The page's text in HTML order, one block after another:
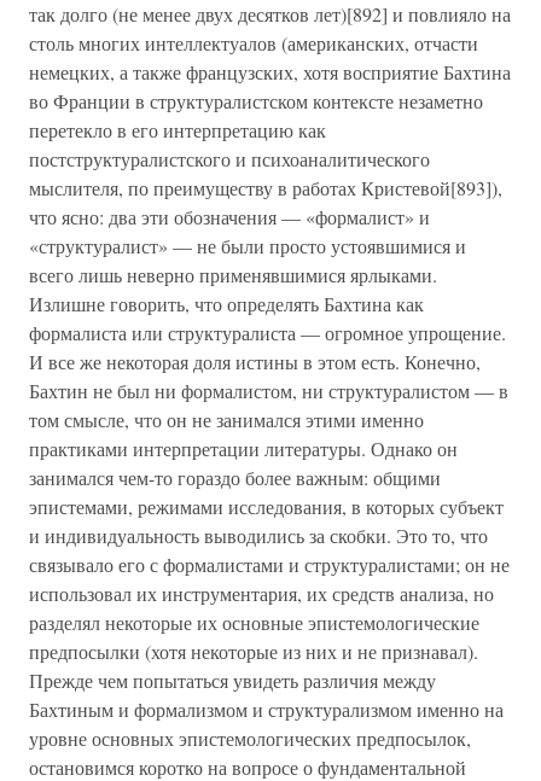
так долго (не менее двух десятков лет)[892] и повлияло на
столь многих интеллектуалов (американских, отчасти
немецких, а также французских, хотя восприятие Бахтина
во Франции в структуралистском контексте незаметно
перетекло в его интерпретацию как
постструктуралистского и психоаналитического
мыслителя, по преимуществу в работах Кристевой[893]),
что ясно: два эти обозначения — «формалист» и
«структуралист» — не были просто устоявшимися и
всего лишь неверно применявшимися ярлыками.
Излишне говорить, что определять Бахтина как
формалиста или структуралиста — огромное упрощение.
И все же некоторая доля истины в этом есть. Конечно,
Бахтин не был ни формалистом, ни структуралистом — в
том смысле, что он не занимался этими именно
практиками интерпретации литературы. Однако он
занимался чем-то гораздо более важным: общими
эпистемами, режимами исследования, в которых субъект
и индивидуальность выводились за скобки. Это то, что
связывало его с формалистами и структуралистами; он не
использовал их инструментария, их средств анализа, но
разделял некоторые их основные эпистемологические
предпосылки (хотя некоторые из них и не признавал).
Прежде чем попытаться увидеть различия между
Бахтиным и формализмом и структурализмом именно на
уровне основных эпистемологических предпосылок,
остановимся коротко на вопросе о фундаментальной